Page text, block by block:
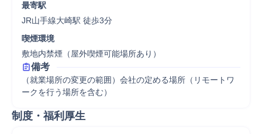
最寄駅
JR山手線大崎駅 徒歩3分
喫煙環境
敷地内禁煙（屋外喫煙可能場所あり）
備考
（就業場所の変更の範囲）会社の定める場所（リモートワ
ークを行う場所を含む）
制度・福利厚生